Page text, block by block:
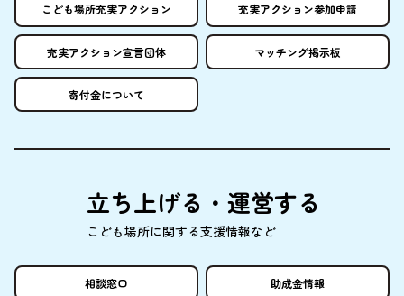
こども場所充実アクション 充実アクション参加申請
充実アクション宣言団体 マッチング掲示板
寄付金について
立ち上げる・ 運営する
こども場所に関する支援情報など
相談窓口 助成金情報